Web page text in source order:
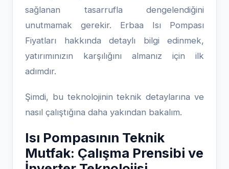
sağlanan tasarrufla dengelendiğini
unutmamak gerekir. Erbaa Isı Pompası
Fiyatları hakkında detaylı bilgi edinmek,
yatırımınızın karşılığını almanız için ilk
adımdır.
Şimdi, bu teknolojinin teknik detaylarına ve
nasıl çalıştığına daha yakından bakalım.
Isı Pompasının Teknik
Mutfak: Çalışma Prensibi ve